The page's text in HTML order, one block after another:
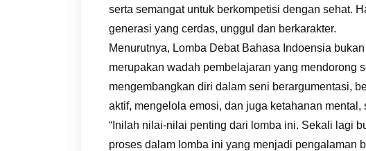
serta semangat untuk berkompetisi dengan sehat.
generasi yang cerdas, unggul dan berkarakter.
Menurutnya, Lomba Debat Bahasa Indoensia
merupakan wadah pembelajaran yang mendorong
mengembangkan diri dalam seni berargumentasi,
aktif, mengelola emosi, dan juga ketahanan mental,
“Inilah nilai-nilai penting dari lomba ini. Sekali lagi
proses dalam lomba ini yang menjadi pengalaman